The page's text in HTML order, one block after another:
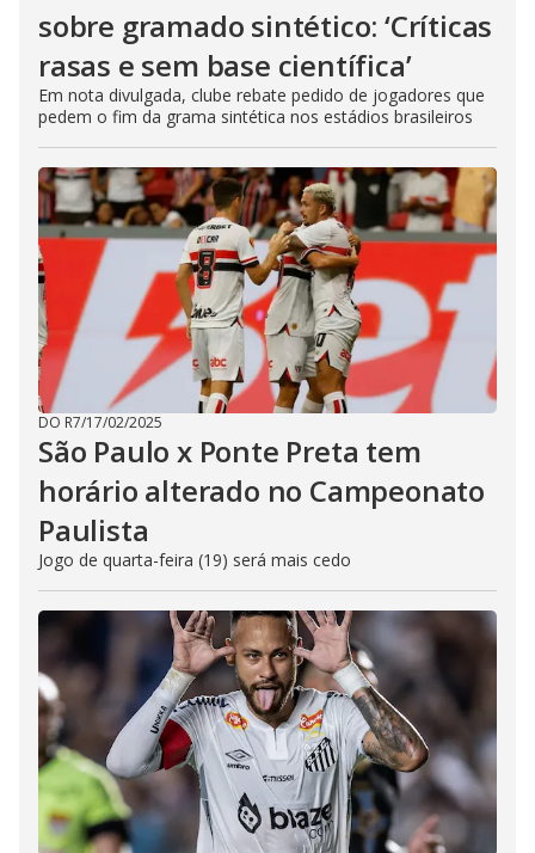
sobre gramado sintético: ‘Críticas
rasas e sem base científica’
Em nota divulgada, clube rebate pedido de jogadores que
pedem o fim da grama sintética nos estádios brasileiros
DO R7/17/02/2025
São Paulo x Ponte Preta tem
horário alterado no Campeonato
Paulista
Jogo de quarta-feira (19) será mais cedo